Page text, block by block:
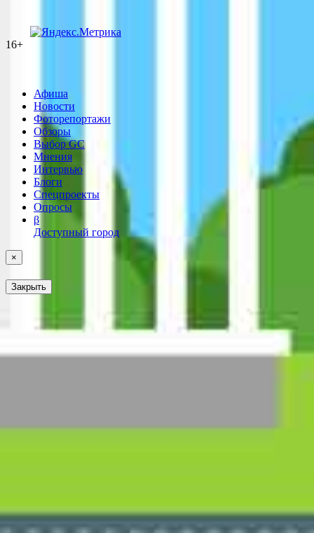
16+
Афиша
Новости
Фоторепортажи
Обзоры
Выбор GC
Мнения
Интервью
Блоги
Спецпроекты
Опросы
β
Доступный город
×
Закрыть